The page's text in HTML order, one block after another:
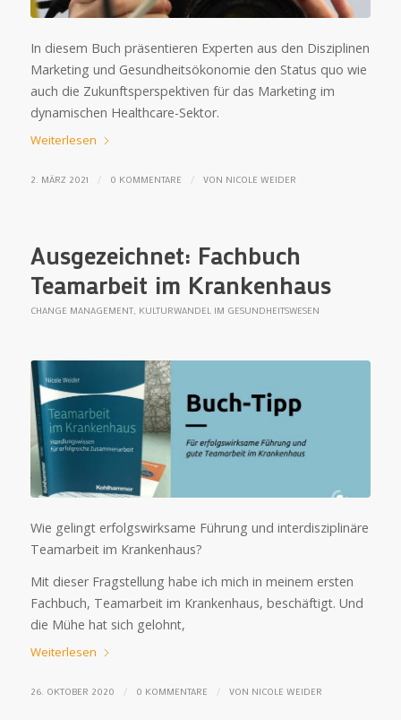
In diesem Buch präsentieren Experten aus den Disziplinen
Marketing und Gesundheitsökonomie den Status quo wie
auch die Zukunftsperspektiven für das Marketing im
dynamischen Healthcare-Sektor.
Weiterlesen
2. MÄRZ 2021 / 0 KOMMENTARE / VON NICOLE WEIDER
Ausgezeichnet: Fachbuch
Teamarbeit im Krankenhaus
CHANGE MANAGEMENT, KULTURWANDEL IM GESUNDHEITSWESEN
Wie gelingt erfolgswirksame Führung und interdisziplinäre
Teamarbeit im Krankenhaus?
Mit dieser Fragstellung habe ich mich in meinem ersten
Fachbuch, Teamarbeit im Krankenhaus, beschäftigt. Und
die Mühe hat sich gelohnt,
Weiterlesen
26. OKTOBER 2020 / 0 KOMMENTARE / VON NICOLE WEIDER